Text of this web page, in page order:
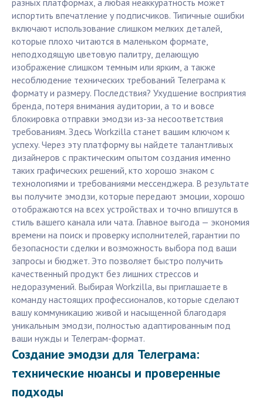
разных платформах, а любая неаккуратность может
испортить впечатление у подписчиков. Типичные ошибки
включают использование слишком мелких деталей,
которые плохо читаются в маленьком формате,
неподходящую цветовую палитру, делающую
изображение слишком темным или ярким, а также
несоблюдение технических требований Телеграма к
формату и размеру. Последствия? Ухудшение восприятия
бренда, потеря внимания аудитории, а то и вовсе
блокировка отправки эмодзи из-за несоответствия
требованиям. Здесь Workzilla станет вашим ключом к
успеху. Через эту платформу вы найдете талантливых
дизайнеров с практическим опытом создания именно
таких графических решений, кто хорошо знаком с
технологиями и требованиями мессенджера. В результате
вы получите эмодзи, которые передают эмоции, хорошо
отображаются на всех устройствах и точно впишутся в
стиль вашего канала или чата. Главное выгода — экономия
времени на поиск и проверку исполнителей, гарантии по
безопасности сделки и возможность выбора под ваши
запросы и бюджет. Это позволяет быстро получить
качественный продукт без лишних стрессов и
недоразумений. Выбирая Workzilla, вы приглашаете в
команду настоящих профессионалов, которые сделают
вашу коммуникацию живой и насыщенной благодаря
уникальным эмодзи, полностью адаптированным под
ваши нужды и Телеграм-формат.
Создание эмодзи для Телеграма:
технические нюансы и проверенные
подходы